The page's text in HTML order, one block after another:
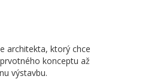
architekta, ktorý chce
konceptu až
výstavbu.